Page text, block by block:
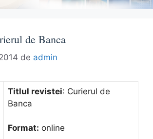
de Banca
de admin
Titlul revistei: Curierul de
Banca
Format: online